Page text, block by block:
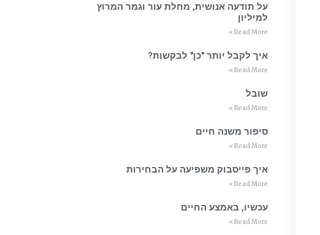
על תודעה אנושית, מחלת עור וגמר המרוץ
למיליון
Read More »
איך לקבל יותר "כן" לבקשות?
Read More »
שובל
Read More »
סיפור משנה חיים
Read More »
איך פייסבוק משפיעה על הבחירות
Read More »
עכשיו, באמצע החיים
Read More »